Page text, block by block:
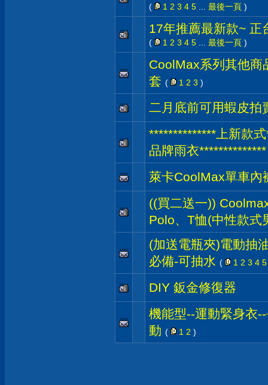
( 1 2 3 4 5 最後一頁 )
17年推薦最新款~ 正
( 1 2 3 4 5 最後一頁 )
CoolMax系列其他商
套 ( 1 2 3 )
二月底前可用蝦皮拍
**************上新款
品牌雨衣**************
萊卡CoolMax單車內
((買二送一))
Polo、T恤(中性款式
(加送電瓶夾)電動抽
必備-可抽水 ( 1 2 3 4 5
DIY 鈑金修復器
機能型--運動緊身衣
動 ( 1 2 )